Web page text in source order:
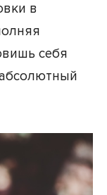
в
себя